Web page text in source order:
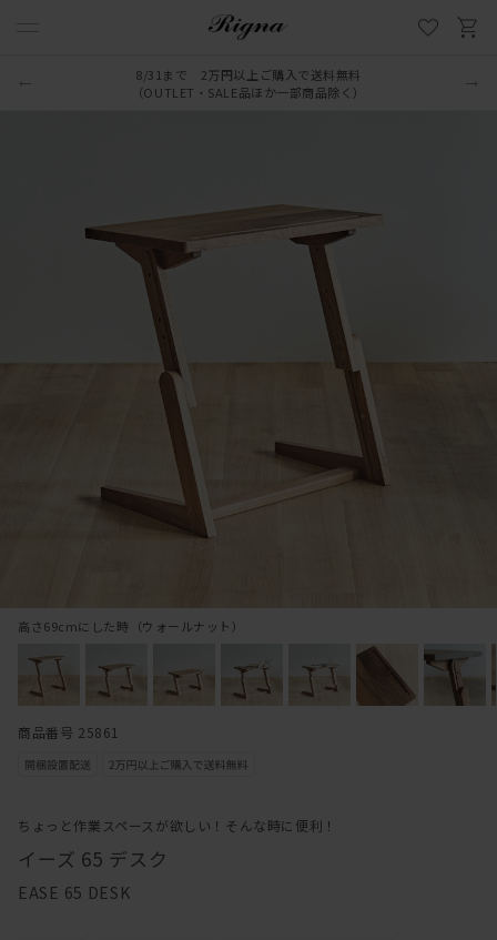
8/31まで 2万円以上ご購入で送料無料
（OUTLET・SALE品ほか一部商品除く）
ちょっと作業スペースが欲しい！そんな時に便利！
イーズ 65 デスク
EASE 65 DESK
高さ69cmにした時（ウォールナット）
商品番号 25861